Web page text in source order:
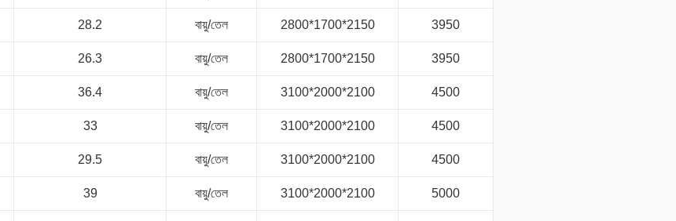
28.2 বায়ু/তেল 2800*1700*2150 3950
26.3 বায়ু/তেল 2800*1700*2150 3950
36.4 বায়ু/তেল 3100*2000*2100 4500
33 বায়ু/তেল 3100*2000*2100 4500
29.5 বায়ু/তেল 3100*2000*2100 4500
39 বায়ু/তেল 3100*2000*2100 5000